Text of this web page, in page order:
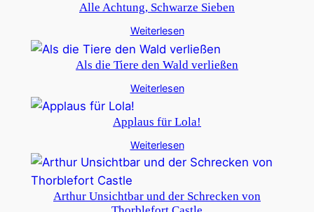
Alle Achtung, Schwarze Sieben
Weiterlesen
Als die Tiere den Wald verließen
Weiterlesen
Applaus für Lola!
Weiterlesen
Arthur Unsichtbar und der Schrecken von